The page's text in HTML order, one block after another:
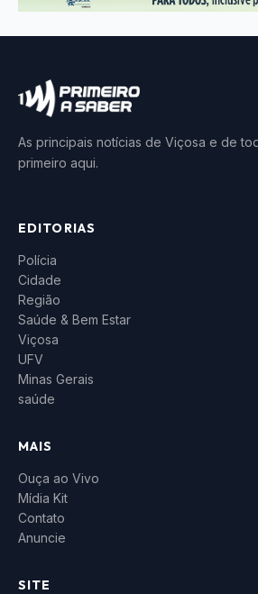
As principais notícias de Viçosa e de
primeiro aqui.
EDITORIAS
Polícia
Cidade
Região
Saúde & Bem Estar
Viçosa
UFV
Minas Gerais
saúde
MAIS
Ouça ao Vivo
Mídia Kit
Contato
Anuncie
SITE